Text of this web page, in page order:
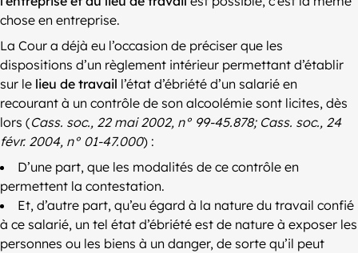
chose en entreprise.
La Cour a déjà eu l’occasion de préciser que les
dispositions d’un règlement intérieur permettant d’établir
sur le lieu de travail l’état d’ébriété d’un salarié en
recourant à un contrôle de son alcoolémie sont licites, dès
lors (Cass. soc., 22 mai 2002, n° 99-45.878; Cass. soc., 24
févr. 2004, n° 01-47.000) :
D’une part, que les modalités de ce contrôle en
permettent la contestation.
Et, d’autre part, qu’eu égard à la nature du travail confié
à ce salarié, un tel état d’ébriété est de nature à exposer les
personnes ou les biens à un danger, de sorte qu’il peut